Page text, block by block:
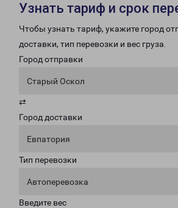
Узнать тариф и срок
Чтобы узнать тариф, укажите город
доставки, тип перевозки и вес груза.
Город отправки
Старый Оскол
⇄
Город доставки
Евпатория
Тип перевозки
Автоперевозка
Введите вес